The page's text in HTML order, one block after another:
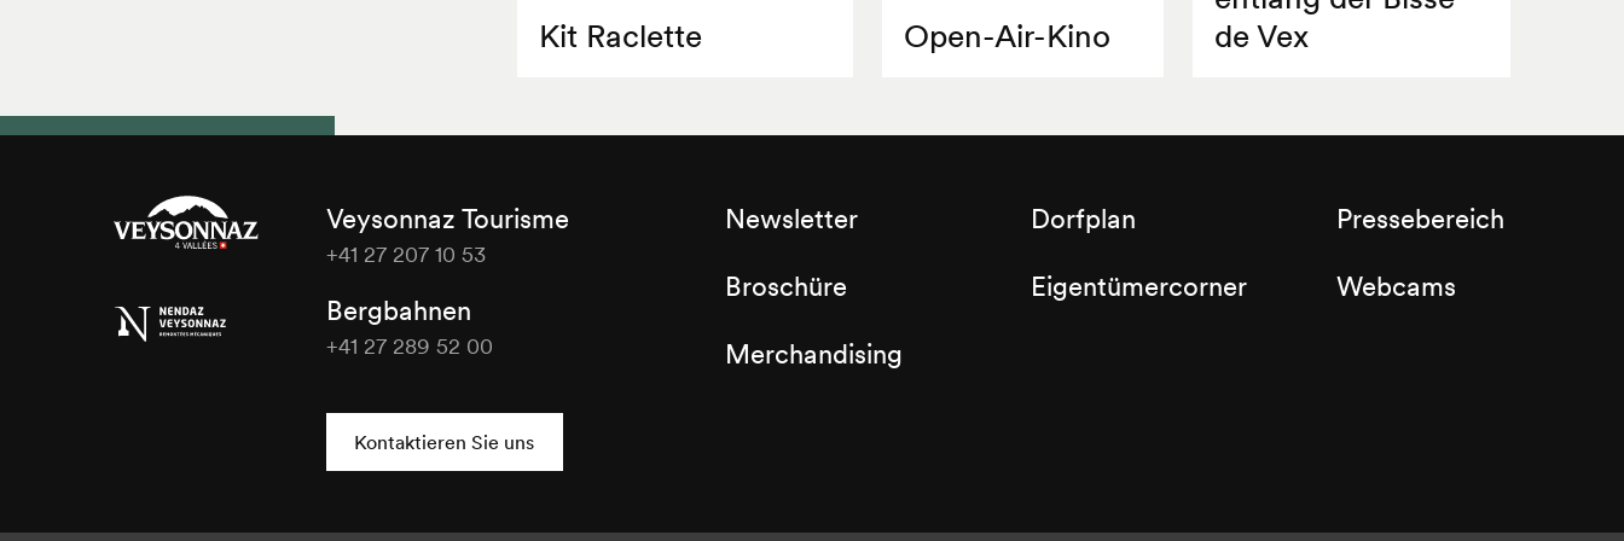
Kit Raclette Open-Air-Kino
de Vex
Tourisme
Veysonnaz Tourisme
+41 27 207 10 53
Bergbahnen
+41 27 289 52 00
Kontaktieren Sie uns
Newsletter
Broschüre
Merchandising
Dorfplan
Eigentümercorner
Pressebereich
Webcams